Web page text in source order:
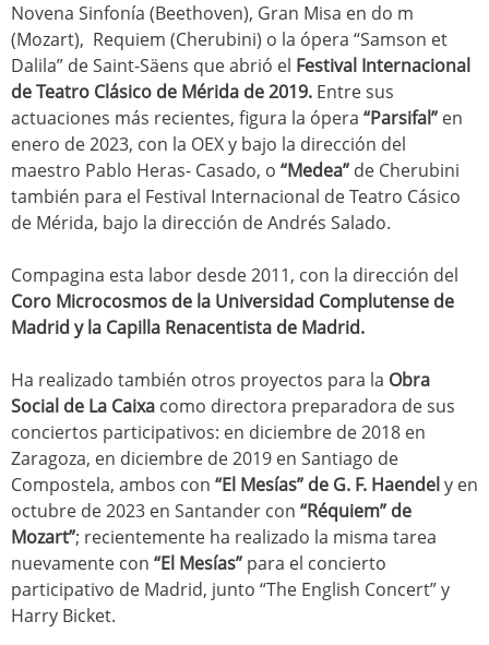
Novena Sinfonía (Beethoven), Gran Misa en do m
(Mozart), Requiem (Cherubini) o la ópera “Samson et
Dalila” de Saint-Säens que abrió el Festival Internacional
de Teatro Clásico de Mérida de 2019. Entre sus
actuaciones más recientes, figura la ópera “Parsifal” en
enero de 2023, con la OEX y bajo la dirección del
maestro Pablo Heras- Casado, o “Medea” de Cherubini
también para el Festival Internacional de Teatro Cásico
de Mérida, bajo la dirección de Andrés Salado.
Compagina esta labor desde 2011, con la dirección del
Coro Microcosmos de la Universidad Complutense de
Madrid y la Capilla Renacentista de Madrid.
Ha realizado también otros proyectos para la Obra
Social de La Caixa como directora preparadora de sus
conciertos participativos: en diciembre de 2018 en
Zaragoza, en diciembre de 2019 en Santiago de
Compostela, ambos con “El Mesías” de G. F. Haendel y en
octubre de 2023 en Santander con “Réquiem” de
Mozart”; recientemente ha realizado la misma tarea
nuevamente con “El Mesías” para el concierto
participativo de Madrid, junto “The English Concert” y
Harry Bicket.